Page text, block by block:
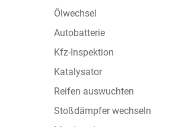
Ölwechsel
Autobatterie
Kfz-Inspektion
Katalysator
Reifen auswuchten
Stoßdämpfer wechseln